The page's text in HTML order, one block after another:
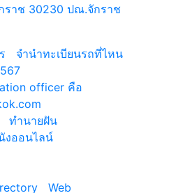
าช 30230 ปณ.จักราช
จํานําทะเบียนรถที่ไหน
officer คือ
ทํานายฝัน
งออนไลน์
Web